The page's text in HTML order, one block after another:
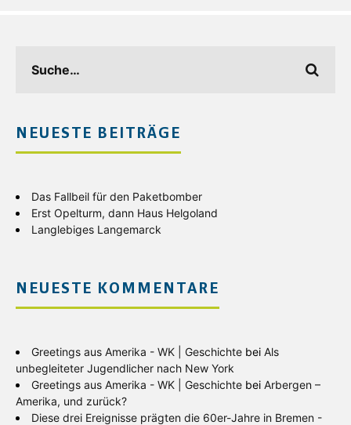
NEUESTE BEITRÄGE
Das Fallbeil für den Paketbomber
Erst Opelturm, dann Haus Helgoland
Langlebiges Langemarck
NEUESTE KOMMENTARE
Greetings aus Amerika - WK | Geschichte bei Als
unbegleiteter Jugendlicher nach New York
Greetings aus Amerika - WK | Geschichte bei Arbergen –
Amerika, und zurück?
Diese drei Ereignisse prägten die 60er-Jahre in Bremen -